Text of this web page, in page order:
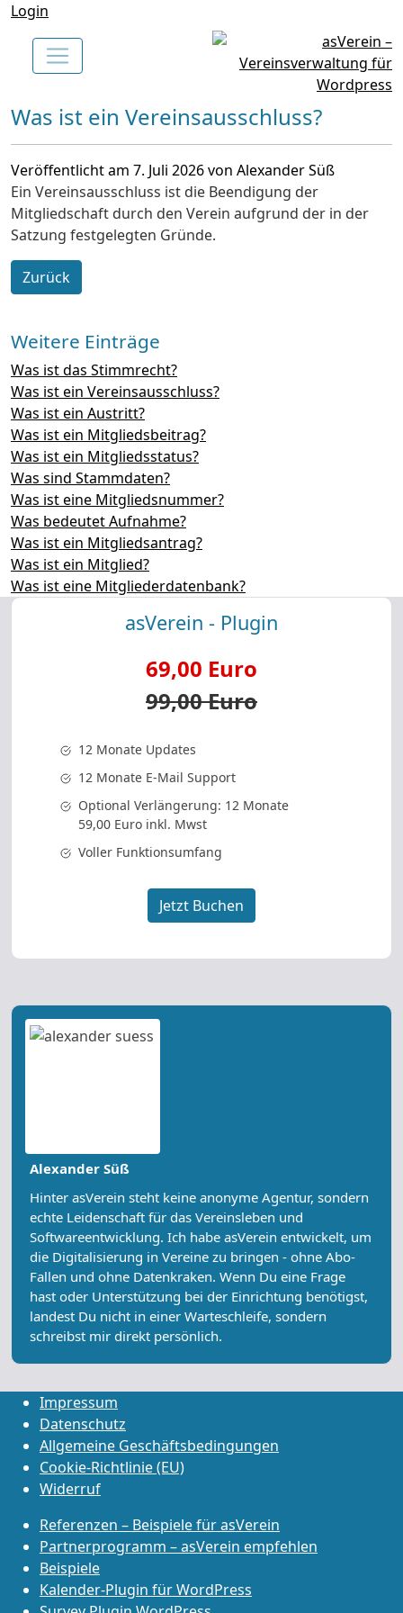
Login
Was ist ein Vereinsausschluss?
Veröffentlicht am 7. Juli 2026 von Alexander Süß
Ein Vereinsausschluss ist die Beendigung der
Mitgliedschaft durch den Verein aufgrund der in der
Satzung festgelegten Gründe.
Zurück
Weitere Einträge
Was ist das Stimmrecht?
Was ist ein Vereinsausschluss?
Was ist ein Austritt?
Was ist ein Mitgliedsbeitrag?
Was ist ein Mitgliedsstatus?
Was sind Stammdaten?
Was ist eine Mitgliedsnummer?
Was bedeutet Aufnahme?
Was ist ein Mitgliedsantrag?
Was ist ein Mitglied?
Was ist eine Mitgliederdatenbank?
asVerein - Plugin
69,00 Euro
99,00 Euro
12 Monate Updates
12 Monate E-Mail Support
Optional Verlängerung: 12 Monate
59,00 Euro inkl. Mwst
Voller Funktionsumfang
Jetzt Buchen
Alexander Süß
Hinter asVerein steht keine anonyme Agentur, sondern
echte Leidenschaft für das Vereinsleben und
Softwareentwicklung. Ich habe asVerein entwickelt, um
die Digitalisierung in Vereine zu bringen - ohne Abo-
Fallen und ohne Datenkraken. Wenn Du eine Frage
hast oder Unterstützung bei der Einrichtung benötigst,
landest Du nicht in einer Warteschleife, sondern
schreibst mir direkt persönlich.
Impressum
Datenschutz
Allgemeine Geschäftsbedingungen
Cookie-Richtlinie (EU)
Widerruf
Referenzen – Beispiele für asVerein
Partnerprogramm – asVerein empfehlen
Beispiele
Kalender-Plugin für WordPress